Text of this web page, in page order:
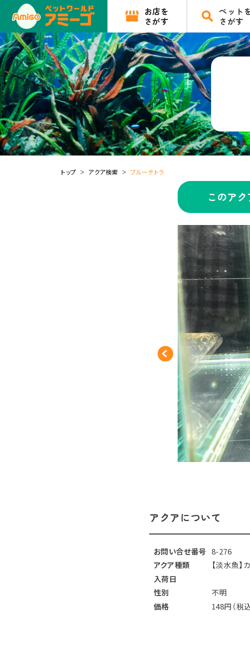
お店を
さがす
ペット
さがす
トップ アクア検索 ブルーテトラ
このア
アクアについて
お問い合せ番号 8-276
アクア種類
【淡水魚】
入荷日
性別
不明
価格
148円（税込